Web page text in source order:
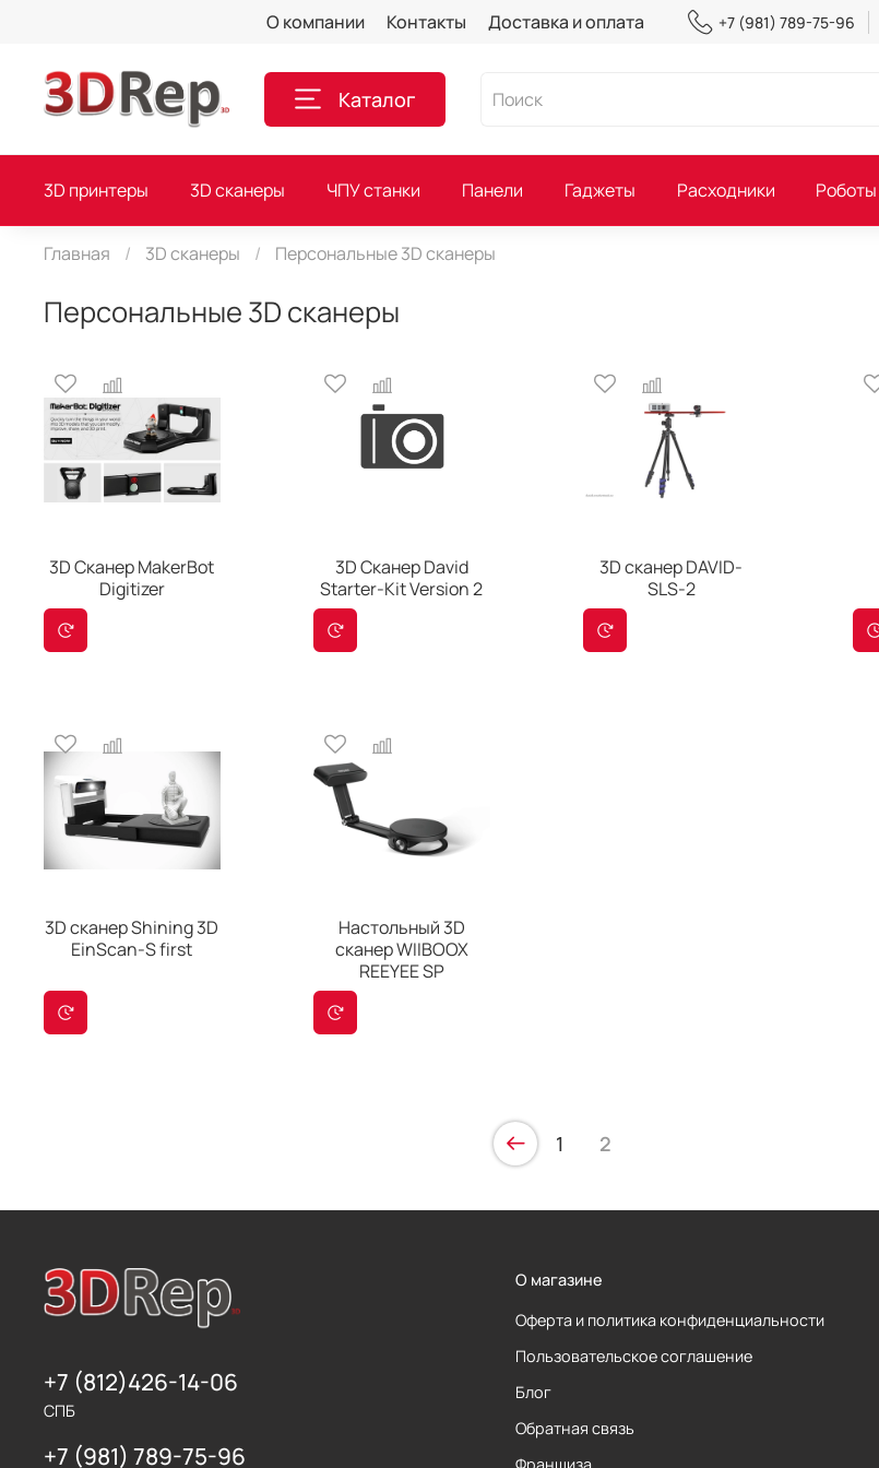
О компании Контакты Доставка и оплата +7 (981) 789-75-96
Каталог
3D принтеры 3D сканеры ЧПУ станки Панели Гаджеты Расходники Роботы
Главная 3D сканеры Персональные 3D сканеры
Персональные 3D сканеры
3D Сканер MakerBot
Digitizer
3D Сканер David
Starter-Kit Version 2
3D сканер DAVID-
SLS-2
3D сканер Shining 3D
EinScan-S first
Настольный 3D
сканер WIIBOOX
REEYEE SP
1 2
О магазине
Оферта и политика конфиденциальности
Пользовательское соглашение
Блог
Обратная связь
+7 (812)426-14-06
СПБ
+7 (981) 789-75-96